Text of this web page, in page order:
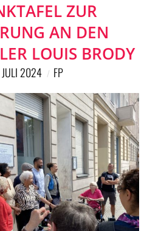
ZUR
AN DEN
LOUIS BRODY
2024 FP